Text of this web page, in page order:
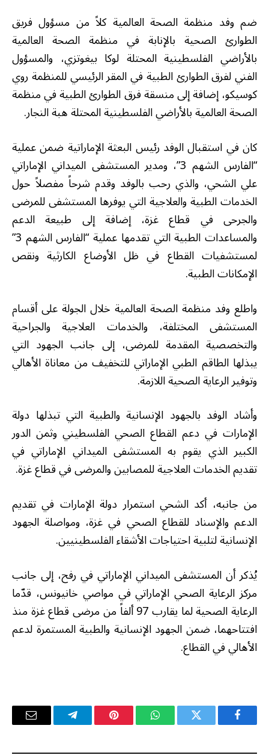
ضم وفد منظمة الصحة العالمية كلاً من مسؤول فريق
الطوارئ الصحية بالإنابة في منظمة الصحة العالمية
بالأراضي الفلسطينية المحتلة لوكا بيغوتزي، والمسؤول
الفني لفرق الطوارئ الطبية في المقر الرئيسي للمنظمة روي
كوسيكو، إضافة إلى منسقة فرق الطوارئ الطبية في منظمة
الصحة العالمية بالأراضي الفلسطينية المحتلة هبة النجار.
كان في استقبال الوفد رئيس البعثة الإماراتية ضمن عملية
“الفارس الشهم 3”، ومدير المستشفى الميداني الإماراتي
علي الشحي، والذي رحب بالوفد وقدم شرحاً مفصلاً حول
الخدمات الطبية والعلاجية التي يوفرها المستشفى للمرضى
والجرحى في قطاع غزة، إضافة إلى طبيعة الدعم
والمساعدات الطبية التي تقدمها عملية “الفارس الشهم 3”
لمستشفيات القطاع في ظل الأوضاع الكارثية ونقص
الإمكانات الطبية.
واطلع وفد منظمة الصحة العالمية خلال الجولة على أقسام
المستشفى المختلفة، والخدمات العلاجية والجراحية
والتخصصية المقدمة للمرضى، إلى جانب الجهود التي
يبذلها الطاقم الطبي الإماراتي للتخفيف من معاناة الأهالي
وتوفير الرعاية الصحية اللازمة.
وأشاد الوفد بالجهود الإنسانية والطبية التي تبذلها دولة
الإمارات في دعم القطاع الصحي الفلسطيني وثمن الدور
الكبير الذي يقوم به المستشفى الميداني الإماراتي في
تقديم الخدمات العلاجية للمصابين والمرضى في قطاع غزة.
من جانبه، أكد الشحي استمرار دولة الإمارات في تقديم
الدعم والإسناد للقطاع الصحي في غزة، ومواصلة الجهود
الإنسانية لتلبية احتياجات الأشقاء الفلسطينيين.
يُذكر أن المستشفى الميداني الإماراتي في رفح، إلى جانب
مركز الرعاية الصحي الإماراتي في مواصي خانيونس، قدّما
الرعاية الصحية لما يقارب 97 ألفاً من مرضى قطاع غزة منذ
افتتاحهما، ضمن الجهود الإنسانية والطبية المستمرة لدعم
الأهالي في القطاع.
فيسبوك تويتر واتساب بينتيريستتيلقرام
البريد